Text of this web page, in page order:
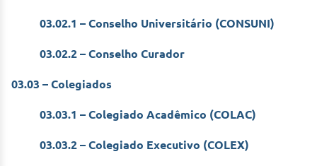
03.02.1 – Conselho Universitário (CONSUNI)
03.02.2 – Conselho Curador
03.03 – Colegiados
03.03.1 – Colegiado Acadêmico (COLAC)
03.03.2 – Colegiado Executivo (COLEX)